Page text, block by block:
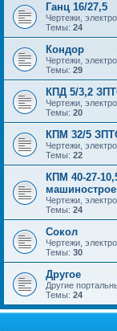
Ганц 16/27,5
Чертежи,
Темы: 24
Кондор
Чертежи,
Темы: 29
КПД 5/3,2
Чертежи,
Темы: 20
КПМ 32/5
Чертежи,
Темы: 22
КПМ 40-27-
Чертежи,
Темы: 24
Сокол
Чертежи,
Темы: 30
Другое
Другие
Темы: 24